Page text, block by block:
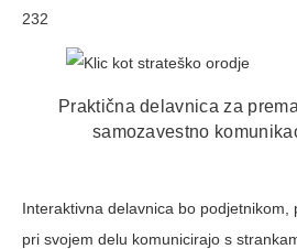
232
Praktična delavnica za
samozavestno
Interaktivna delavnica bo podjetnikom,
pri svojem delu komunicirajo s